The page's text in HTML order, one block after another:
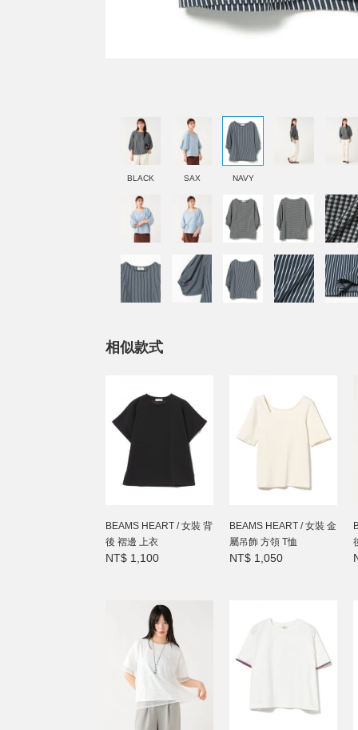
BLACK SAX NAVY
相似款式
BEAMS HEART / 女裝 背
後 褶邊 上衣
NT$ 1,100
BEAMS HEART / 女裝 金
屬吊飾 方領 T恤
NT$ 1,050